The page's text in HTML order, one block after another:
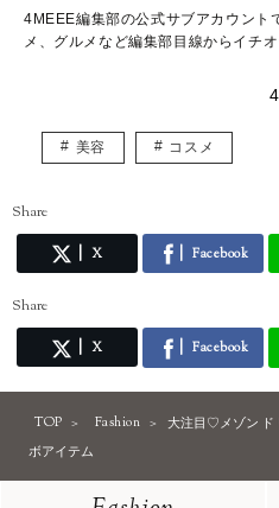
4MEEE編集部の公式サブアカウント
メ、グルメなど編集部目線からイチ
美容 コスメ
Share
X Facebook
Share
X Facebook
TOP Fashion
大注目♡メゾン ド
ボアイテム